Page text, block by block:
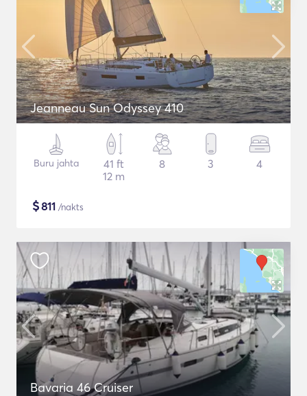
Jeanneau Sun Odyssey 410
Buru jahta
41 ft
12 m
8 3 4
$811 /nakts
Bavaria 46 Cruiser